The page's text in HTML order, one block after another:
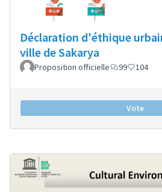
Déclaration d'éthique
ville de Sakarya
Proposition officielle 99 104
Vote